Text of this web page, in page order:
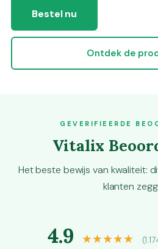
Bestel nu
Ontdek de
GEVERIFIEERDE
Vitalix
Het beste bewijs van kwaliteit:
klanten
4.9 ★★★★★